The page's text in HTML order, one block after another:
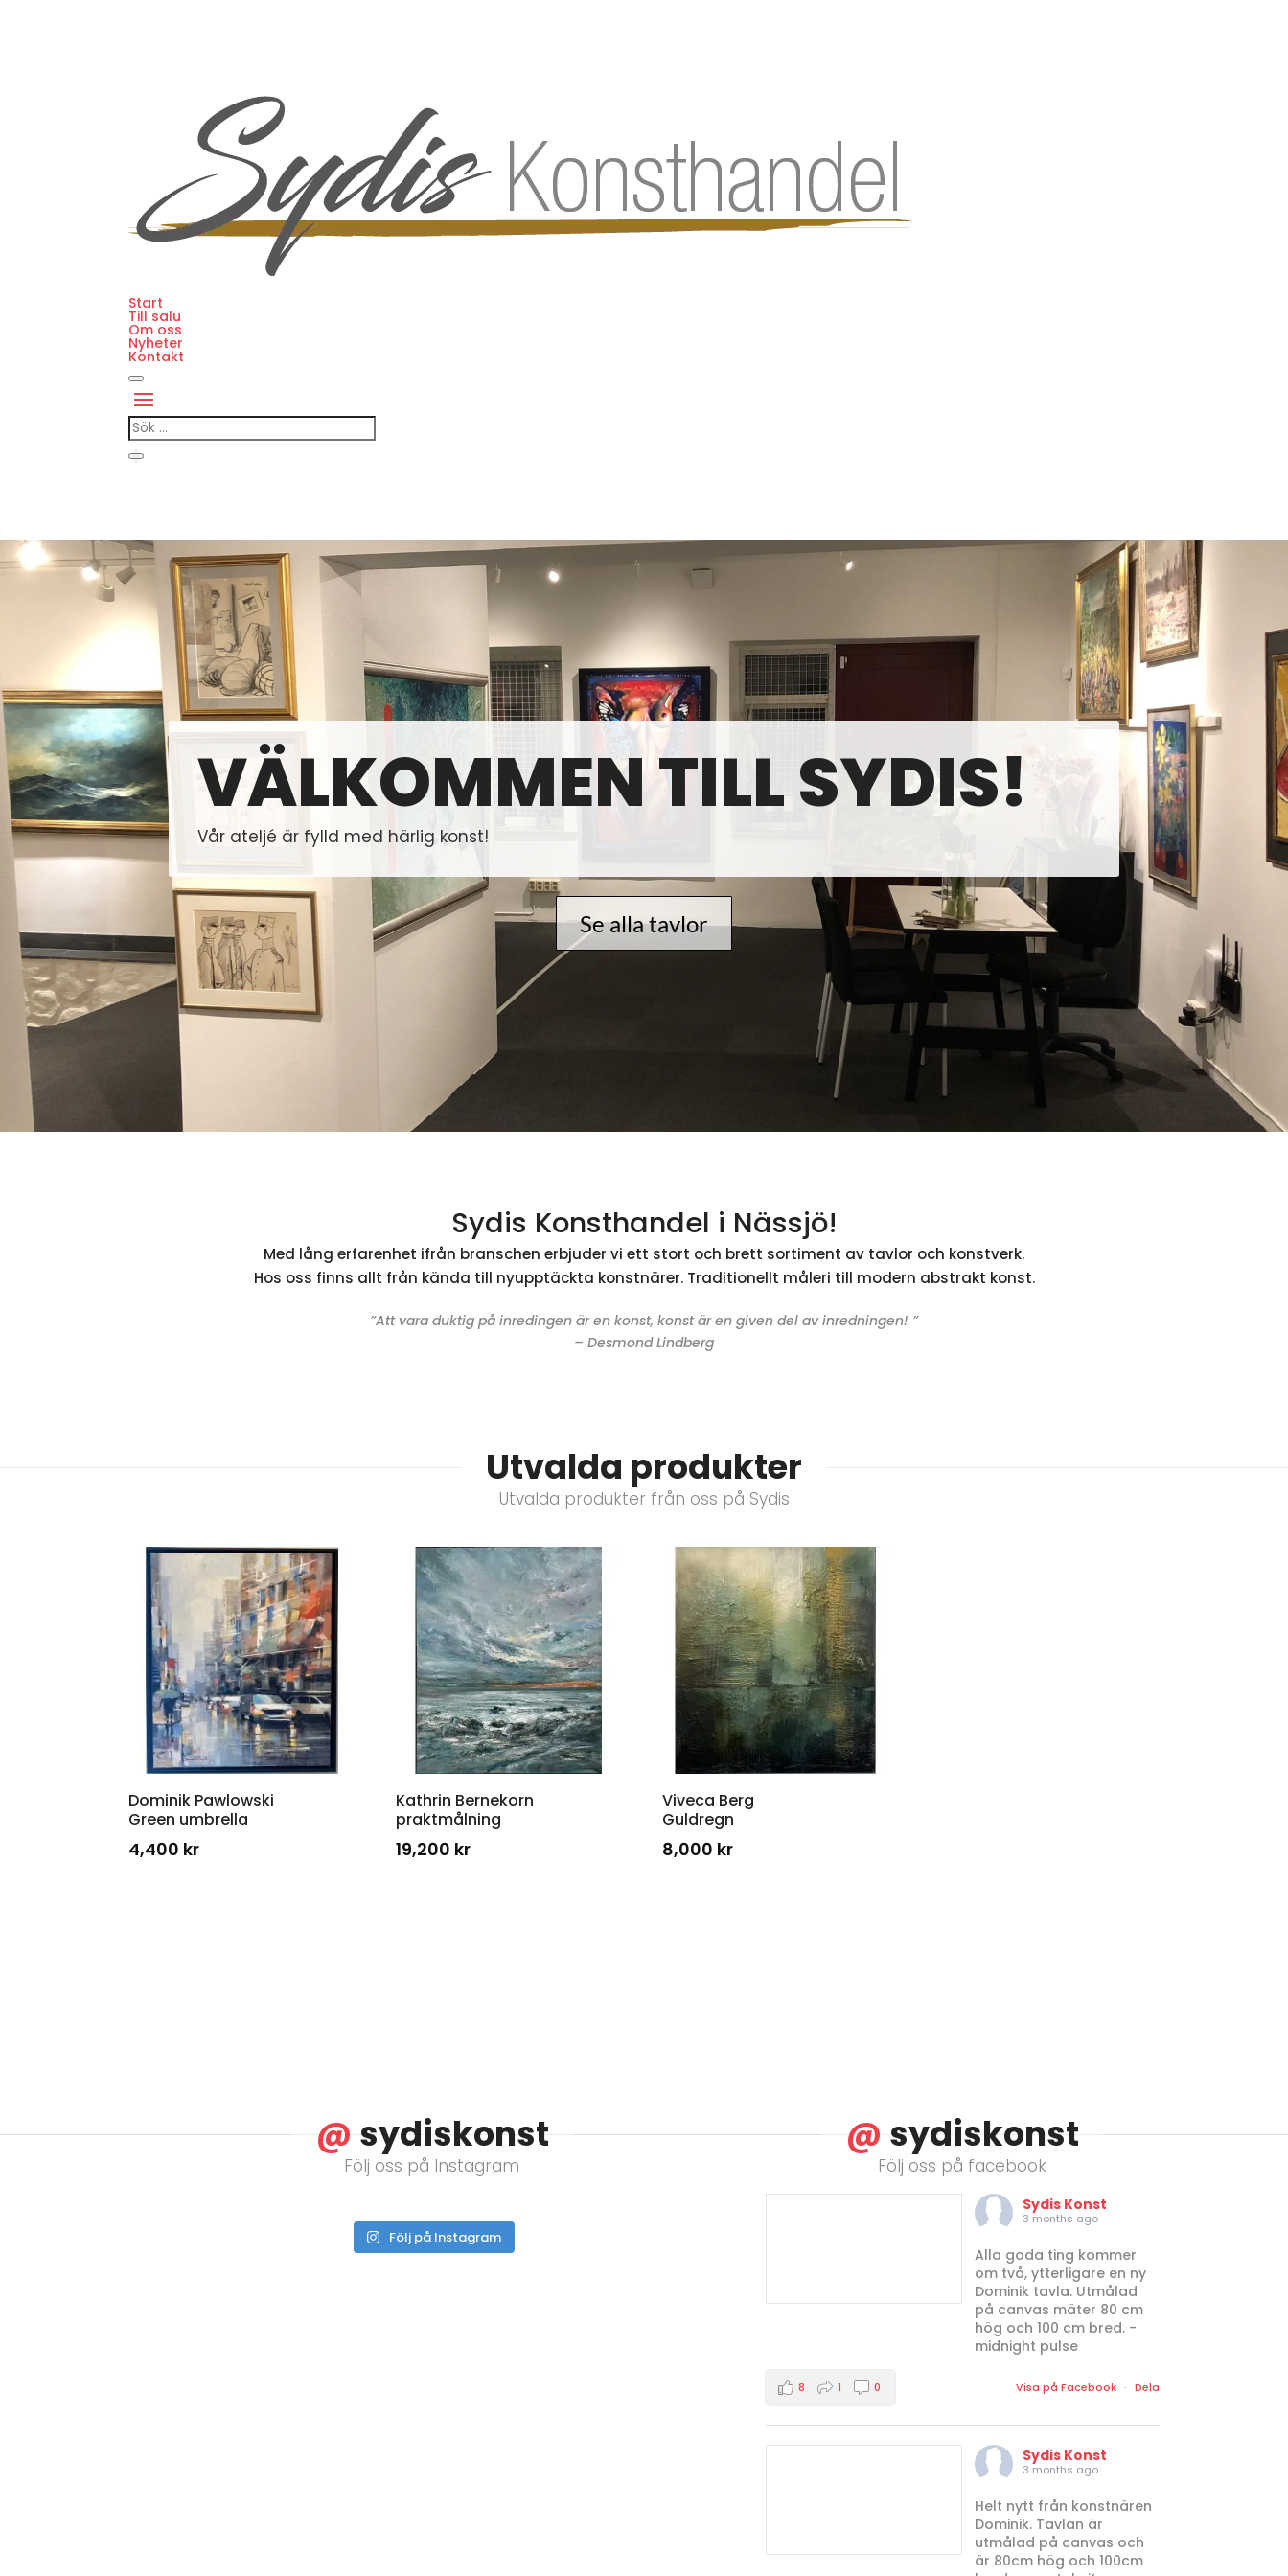
Start
Till salu
Om oss
Nyheter
Kontakt
VÄLKOMMEN TILL SYDIS!
Vår ateljé är fylld med härlig konst!
Se alla tavlor
Sydis Konsthandel i Nässjö!
Med lång erfarenhet ifrån branschen erbjuder vi ett stort och brett sortiment av tavlor och konstverk.
Hos oss finns allt från kända till nyupptäckta konstnärer. Traditionellt måleri till modern abstrakt konst.
”Att vara duktig på inredingen är en konst, konst är en given del av inredningen! ”
– Desmond Lindberg
Utvalda produkter
Utvalda produkter från oss på Sydis
Dominik Pawlowski
Green umbrella
4,400 kr
Kathrin Bernekorn
praktmålning
19,200 kr
Viveca Berg
Guldregn
8,000 kr
@ sydiskonst
Följ oss på Instagram
Följ på Instagram
@ sydiskonst
Följ oss på facebook
Sydis Konst
3 months ago
Alla goda ting kommer
om två, ytterligare en ny
Dominik tavla. Utmålad
på canvas mäter 80 cm
hög och 100 cm bred. -
midnight pulse
Visa på Facebook · Dela
8 1 0
Sydis Konst
3 months ago
Helt nytt från konstnären
Dominik. Tavlan är
utmålad på canvas och
är 80cm hög och 100cm